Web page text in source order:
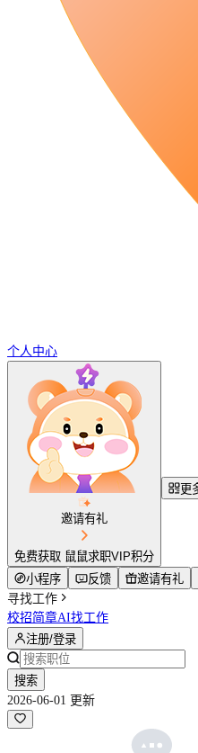
个人中心
邀请有礼
免费获取 鼠鼠求职VIP积分
更
小程序 反馈 邀请有礼
寻找工作
校招简章AI找工作
注册/登录
搜索
2026-06-01 更新